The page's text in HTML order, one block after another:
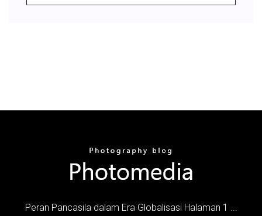
Peran Pancasila dalam Era Globalisasi Halaman 1 ...